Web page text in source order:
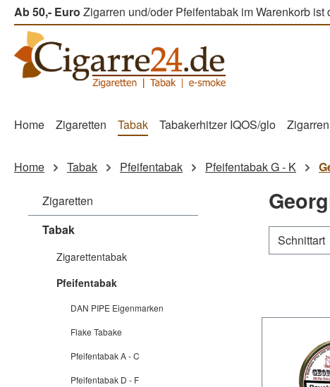
Hauptinhalt springen
Zur Suche springen
Zur Hauptnavigation springen
Ab 50,- Euro Zigarren und/oder Pfeifentabak im Warenkorb ist
Home Zigaretten Tabak Tabakerhitzer IQOS/glo Zigarren
Home Tabak Pfeifentabak Pfeifentabak G - K
Zigaretten
Tabak
Zigarettentabak
Pfeifentabak
DAN PIPE Eigenmarken
Flake Tabake
Pfeifentabak A - C
Pfeifentabak D - F
Schnittart